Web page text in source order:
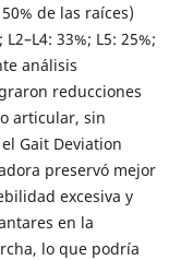
de las raíces)
33%; L5: 25%;
análisis
reducciones
articular, sin
Gait Deviation
preservó mejor
excesiva y
en la
lo que podría